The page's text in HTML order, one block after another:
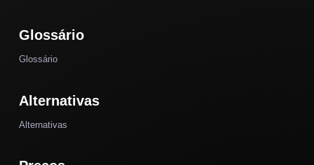
Glossário
Glossário
Alternativas
Alternativas